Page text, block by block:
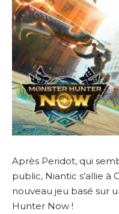
Après Peridot, qui
public, Niantic s’allie
nouveau jeu basé sur
Hunter Now !